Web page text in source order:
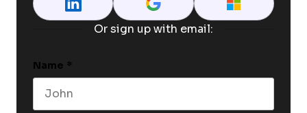
Or sign up with email:
Name *